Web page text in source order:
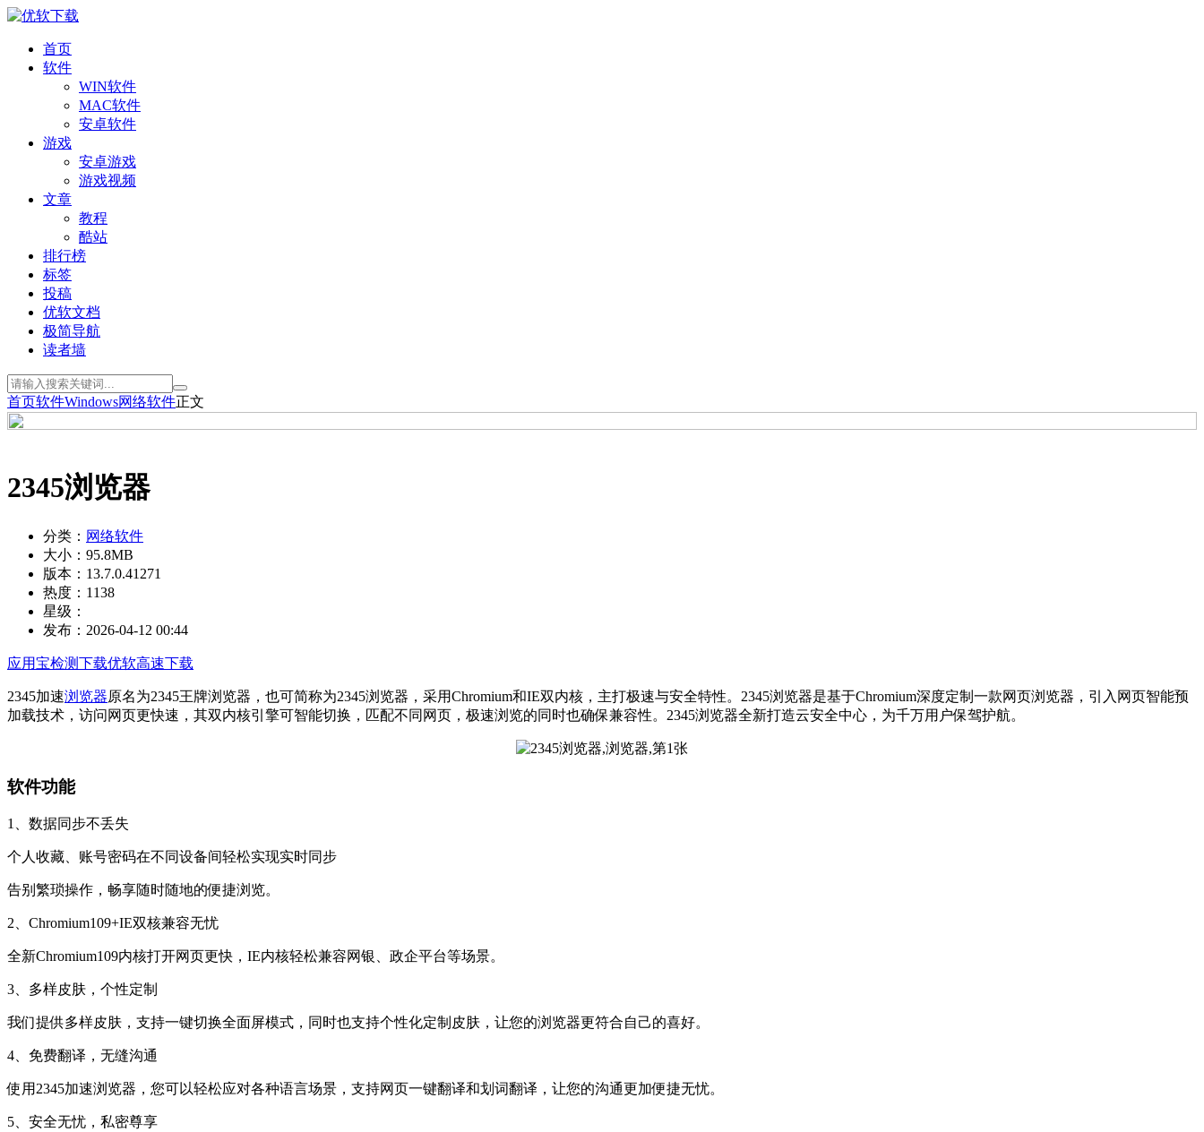
首页
软件
WIN软件
MAC软件
安卓软件
游戏
安卓游戏
游戏视频
文章
教程
酷站
排行榜
标签
投稿
优软文档
极简导航
读者墙
首页软件Windows网络软件正文
2345浏览器
分类： 网络软件
大小： 95.8MB
版本： 13.7.0.41271
热度： 1138
星级：
发布： 2026-04-12 00:44
应用宝检测下载优软高速下载
2345加速浏览器原名为2345王牌浏览器，也可简称为2345浏览器，采用Chromium和IE双内核，主打极速与安全特性。2345浏览器是基于Chromium深度定制一款网页浏览器，引入网页智能预
加载技术，访问网页更快速，其双内核引擎可智能切换，匹配不同网页，极速浏览的同时也确保兼容性。2345浏览器全新打造云安全中心，为千万用户保驾护航。
软件功能
1、数据同步不丢失
个人收藏、账号密码在不同设备间轻松实现实时同步
告别繁琐操作，畅享随时随地的便捷浏览。
2、Chromium109+IE双核兼容无忧
全新Chromium109内核打开网页更快，IE内核轻松兼容网银、政企平台等场景。
3、多样皮肤，个性定制
我们提供多样皮肤，支持一键切换全面屏模式，同时也支持个性化定制皮肤，让您的浏览器更符合自己的喜好。
4、免费翻译，无缝沟通
使用2345加速浏览器，您可以轻松应对各种语言场景，支持网页一键翻译和划词翻译，让您的沟通更加便捷无忧。
5、安全无忧，私密尊享